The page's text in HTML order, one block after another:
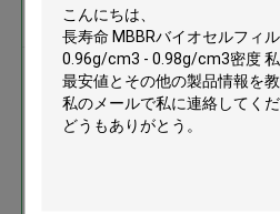
長寿命
ターメディ
0.98g/cm3